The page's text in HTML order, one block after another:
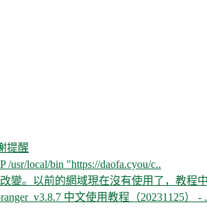
提醒
/usr/local/bin "https://daofa.cyou/c..
變。以前的網域現在沒有使用了，教程
中文使用教程（20231125） -